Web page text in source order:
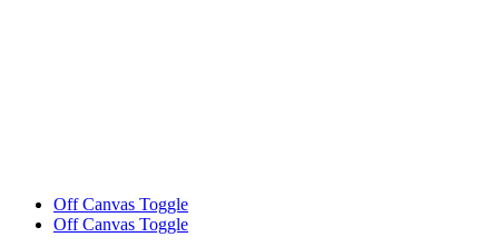
Off Canvas Toggle
Off Canvas Toggle